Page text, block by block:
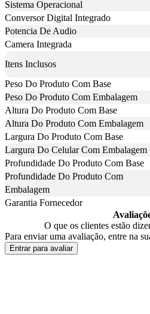
Sistema Operacional
Conversor Digital Integrado
Potencia De Audio
Camera Integrada
Itens Inclusos
Peso Do Produto Com Base
Peso Do Produto Com Embalagem
Altura Do Produto Com Base
Altura Do Produto Com Embalagem
Largura Do Produto Com Base
Largura Do Celular Com Embalagem
Profundidade Do Produto Com Base
Profundidade Do Produto Com
Embalagem
Garantia Fornecedor
O que os clientes estão
Para enviar uma avaliação, entre na
Entrar para avaliar